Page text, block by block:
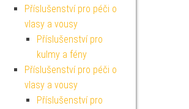
Příslušenství pro péči o
vlasy a vousy
Příslušenství pro
kulmy a fény
Příslušenství pro péči o
vlasy a vousy
Příslušenství pro